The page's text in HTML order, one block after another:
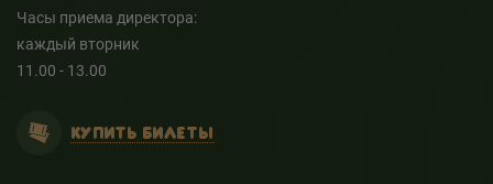
Часы приема директора:
каждый вторник
11.00 - 13.00
КУПИТЬ БИЛЕТЫ